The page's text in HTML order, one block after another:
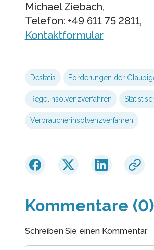
Michael Ziebach,
Telefon: +49 611 75 2811,
Kontaktformular
Destatis Forderungen der
Regelinsolvenzverfahren
Verbraucherinsolvenzverfahren
Kommentare (0)
Schreiben Sie einen Kommentar